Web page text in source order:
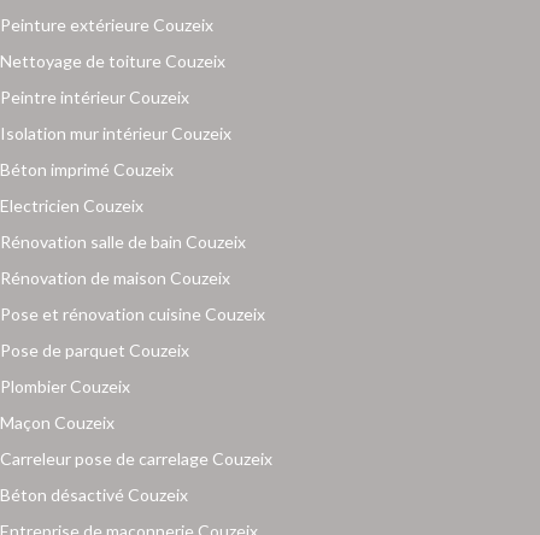
Peinture extérieure Couzeix
Nettoyage de toiture Couzeix
Peintre intérieur Couzeix
Isolation mur intérieur Couzeix
Béton imprimé Couzeix
Electricien Couzeix
Rénovation salle de bain Couzeix
Rénovation de maison Couzeix
Pose et rénovation cuisine Couzeix
Pose de parquet Couzeix
Plombier Couzeix
Maçon Couzeix
Carreleur pose de carrelage Couzeix
Béton désactivé Couzeix
Entreprise de maçonnerie Couzeix